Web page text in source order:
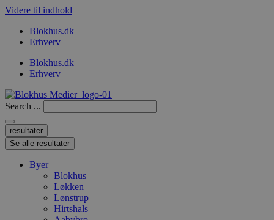
Videre til indhold
Blokhus.dk
Erhverv
Blokhus.dk
Erhverv
Search ...
resultater
Se alle resultater
Byer
Blokhus
Løkken
Lønstrup
Hirtshals